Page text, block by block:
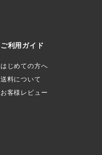
ご利用ガイド
はじめての方へ
送料について
お客様レビュー